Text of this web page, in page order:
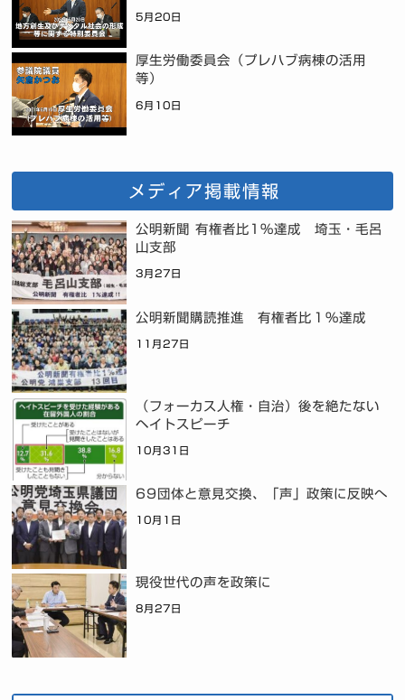
5月20日
厚生労働委員会（プレハブ病棟の活用
等）
6月10日
メディア掲載情報
公明新聞 有権者比1%達成 埼玉・毛呂
山支部
3月27日
公明新聞購読推進 有権者比１％達成
11月27日
（フォーカス人権・自治）後を絶たない
ヘイトスピーチ
10月31日
69団体と意見交換、「声」政策に反映へ
10月1日
現役世代の声を政策に
8月27日